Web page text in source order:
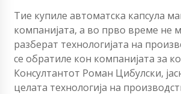
Тие купиле автоматска капсула
компанијата, а во прво време не
разберат технологијата на
се обратиле кон компанијата за
Консултантот Роман Цибулски,
целата технологија на